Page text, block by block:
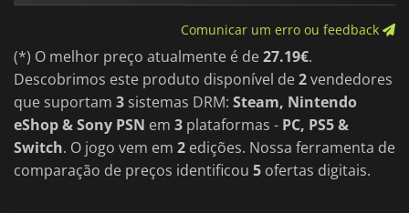
de charme clássico e design moderno, com uma jogabilidade
divertida e estratégica, alta capacidade de reprodução e um
mundo colorido e imaginativo.
Comunicar um erro ou feedback
(*) O melhor preço atualmente é de27.19€.
Descobrimos este produto disponível de2vendedores
que suportam 3 sistemas DRM: Steam, Nintendo
eShop & Sony PSN em 3 plataformas - PC, PS5 &
Switch. O jogo vem em 2 edições. Nossa ferramenta de
comparação de preços identificou 5 ofertas digitais.